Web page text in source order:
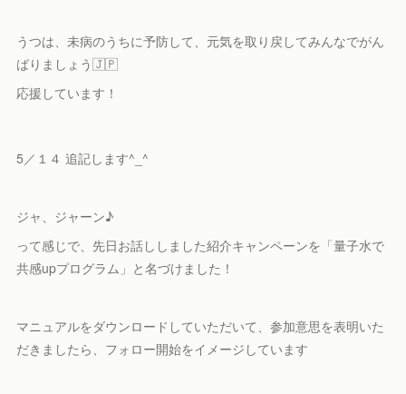
うつは、未病のうちに予防して、元気を取り戻してみんなでがん
ばりましょう🇯🇵
応援しています！
5／１４ 追記します^_^
ジャ、ジャーン♪
って感じで、先日お話ししました紹介キャンペーンを「量子水で
共感upプログラム」と名づけました！
マニュアルをダウンロードしていただいて、参加意思を表明いた
だきましたら、フォロー開始をイメージしています